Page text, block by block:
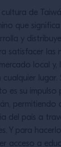
de
que
y
satisfacer las
local
lugar.
es su impulso
permitiendo
del país a
Y para
acceso a